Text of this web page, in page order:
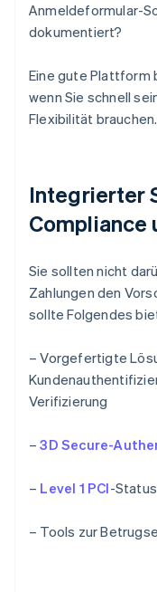
Anmeldeformular-
dokumentiert?
Eine gute Plattform
wenn Sie schnell
Flexibilität brauchen.
Integrierter
Compliance
Sie sollten nicht
Zahlungen den
sollte Folgendes
– Vorgefertigte
Verifizierung
–3D Secure-
– Level 1 PCI-
– Tools zur